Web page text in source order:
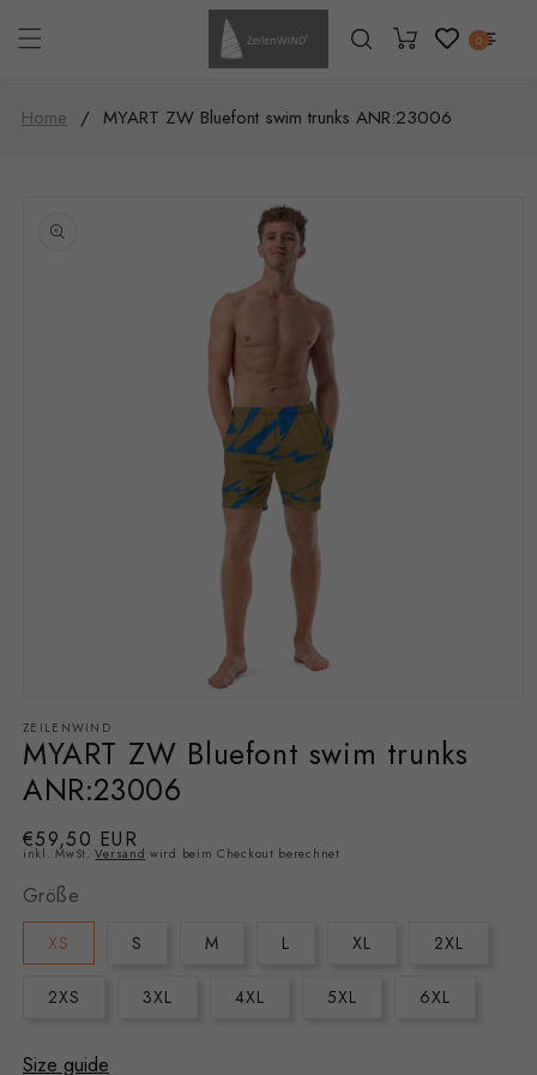
zum
Inhalt
Warenkorb 0
Home / MYART ZW Bluefont swim trunks ANR:23006
1
in
Modal
öffnen
ZEILENWIND
MYART ZW Bluefont swim trunks
ANR:23006
Normaler
€59,50 EUR
inkl. MwSt.Versand wird beim Checkout berechnet
Größe
XS S M L XL 2XL
2XS 3XL 4XL 5XL 6XL
Size guide